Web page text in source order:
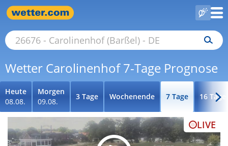
Wetter Carolinenhof 7-Tage Prognose
Heute
08.08.
Morgen
09.08.
3 Tage Wochenende 7 Tage 16 Tage
LIVE